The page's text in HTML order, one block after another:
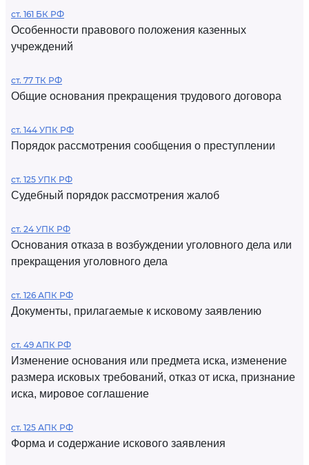
ст. 161 БК РФ
Особенности правового положения казенных
учреждений
ст. 77 ТК РФ
Общие основания прекращения трудового договора
ст. 144 УПК РФ
Порядок рассмотрения сообщения о преступлении
ст. 125 УПК РФ
Судебный порядок рассмотрения жалоб
ст. 24 УПК РФ
Основания отказа в возбуждении уголовного дела или
прекращения уголовного дела
ст. 126 АПК РФ
Документы, прилагаемые к исковому заявлению
ст. 49 АПК РФ
Изменение основания или предмета иска, изменение
размера исковых требований, отказ от иска, признание
иска, мировое соглашение
ст. 125 АПК РФ
Форма и содержание искового заявления